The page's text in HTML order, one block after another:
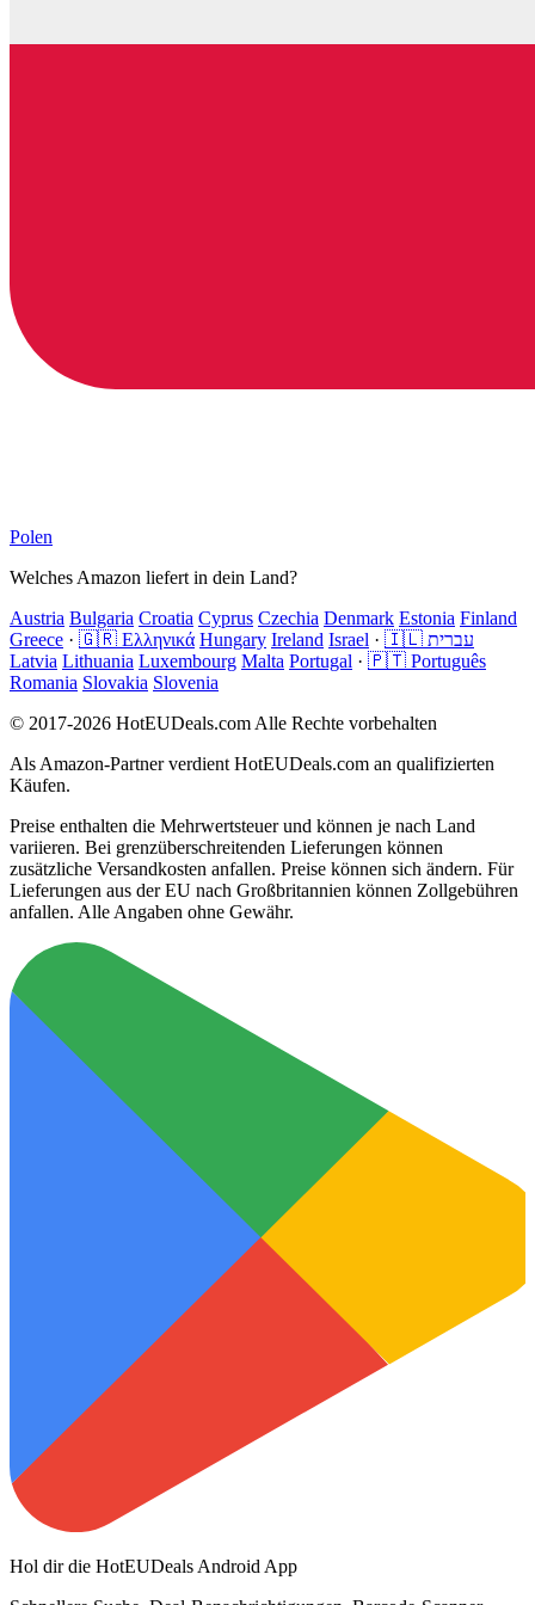
Polen
Welches Amazon liefert in dein Land?
Austria Bulgaria Croatia Cyprus Czechia Denmark Estonia Finland
Greece · 🇬🇷 Ελληνικά Hungary Ireland Israel ·
🇮🇱 עברית
Latvia Lithuania Luxembourg Malta Portugal · 🇵🇹 Português
Romania Slovakia Slovenia
© 2017-2026 HotEUDeals.com Alle Rechte vorbehalten
Als Amazon-Partner verdient HotEUDeals.com an qualifizierten
Käufen.
Preise enthalten die Mehrwertsteuer und können je nach Land
variieren. Bei grenzüberschreitenden Lieferungen können
zusätzliche Versandkosten anfallen. Preise können sich ändern. Für
Lieferungen aus der EU nach Großbritannien können Zollgebühren
anfallen. Alle Angaben ohne Gewähr.
Hol dir die HotEUDeals Android App